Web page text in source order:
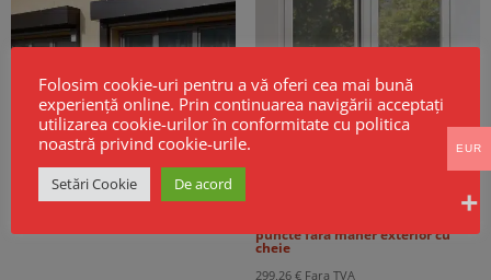
Maner antipanica PUSH BAR CISA
puncte fara maner exterior cu
cheie
299,26 € Fara TVA
Folosim cookie-uri pentru a vă oferi cea mai bună
experiență online. Prin continuarea navigării acceptați
utilizarea cookie-urilor în conformitate cu politica
noastră privind cookie-urile.
Setări Cookie De acord
EUR